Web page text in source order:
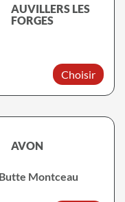
AUVILLERS LES
FORGES
Choisir
AVON
Montceau